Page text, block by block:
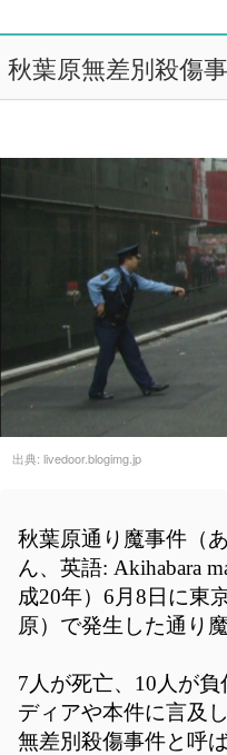
秋葉原無差別殺傷
出典: livedoor.blogimg.jp
秋葉原通り魔事件（
ん、英語: Akihabara
成20年）6月8日に東
原）で発生した通り
7人が死亡、10人が
ディアや本件に言及
無差別殺傷事件と呼